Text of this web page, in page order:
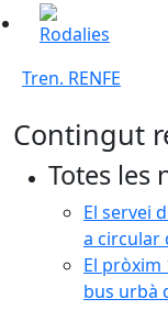
Tren. RENFE
Tren. RENFE
Contingut
Totes les
El servei
a circular
El pròxim
bus urbà